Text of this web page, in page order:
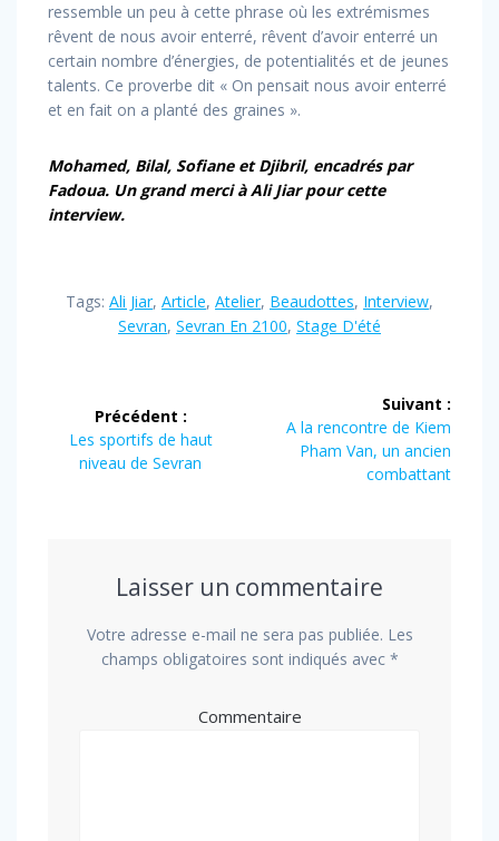
ressemble un peu à cette phrase où les extrémismes
rêvent de nous avoir enterré, rêvent d’avoir enterré un
certain nombre d’énergies, de potentialités et de jeunes
talents. Ce proverbe dit « On pensait nous avoir enterré
et en fait on a planté des graines ».
Mohamed, Bilal, Sofiane et Djibril, encadrés par
Fadoua. Un grand merci à Ali Jiar pour cette
interview.
Tags: Ali Jiar, Article, Atelier, Beaudottes, Interview,
Sevran, Sevran En 2100, Stage D'été
l’article
Précédent :
Article
précédent
Les sportifs de haut
niveau de Sevran
Suivant :
Article
suivant
A la rencontre de Kiem
Pham Van, un ancien
combattant
Laisser un commentaire
Votre adresse e-mail ne sera pas publiée. Les
champs obligatoires sont indiqués avec *
Commentaire